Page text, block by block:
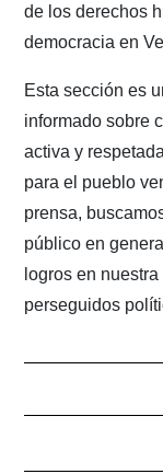
de los derechos
democracia en
Esta sección es
informado sobre
activa y
para el pueblo
prensa,
público en
logros en
perseguidos